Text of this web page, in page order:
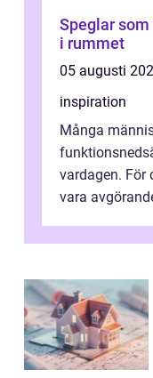
Speglar
i rummet
05 augusti
inspiration
Många
vardagen. För
vara